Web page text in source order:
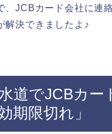
、JCBカード会社に連
解決できましたよ♪
道でJCBカー
期限切れ」